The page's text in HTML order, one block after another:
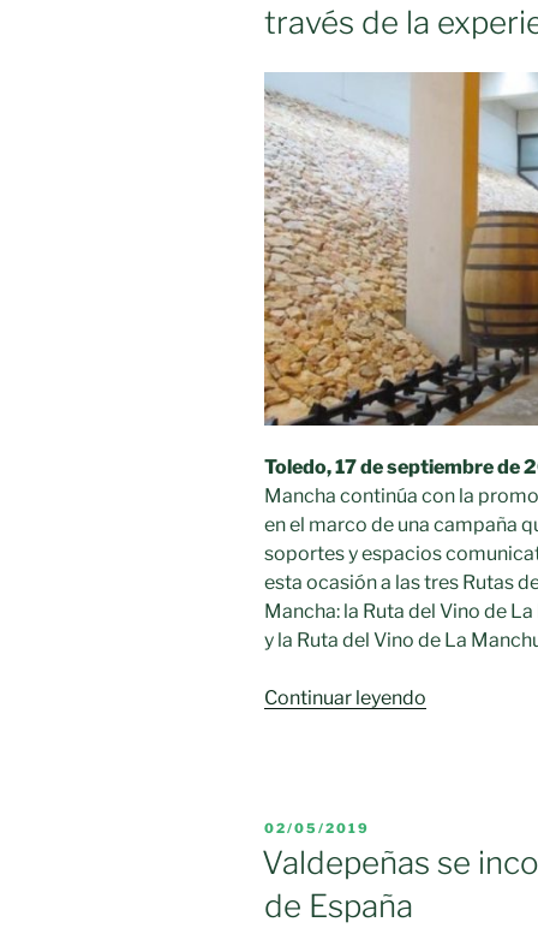
través de la
Toledo, 17 de septiembre de
Mancha continúa con la
en el marco de una campaña
soportes y espacios
esta ocasión a las tres Rutas
Mancha: la Ruta del Vino de
y la Ruta del Vino de La
Continuar leyendo
región
PUBLICADO
EL
02/05/2019
Valdepeñas se
de España